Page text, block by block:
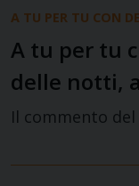
A TU PER TU CON
A tu per tu
delle notti,
Il commento del